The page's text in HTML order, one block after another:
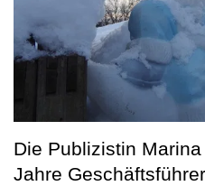
Die Publizistin
Jahre